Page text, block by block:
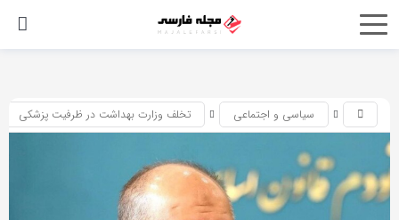
اشتراک
با
استفاده
روش‌های
زیر
سیاسی و اجتماعی تخلف وزارت بهداشت در ظرفیت پزشکی